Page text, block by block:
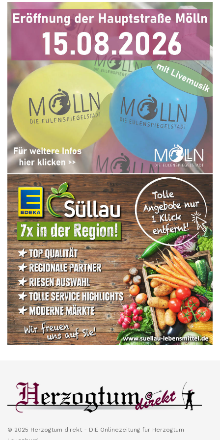
© 2025 Herzogtum direkt - DIE Onlinezeitung für Herzogtum